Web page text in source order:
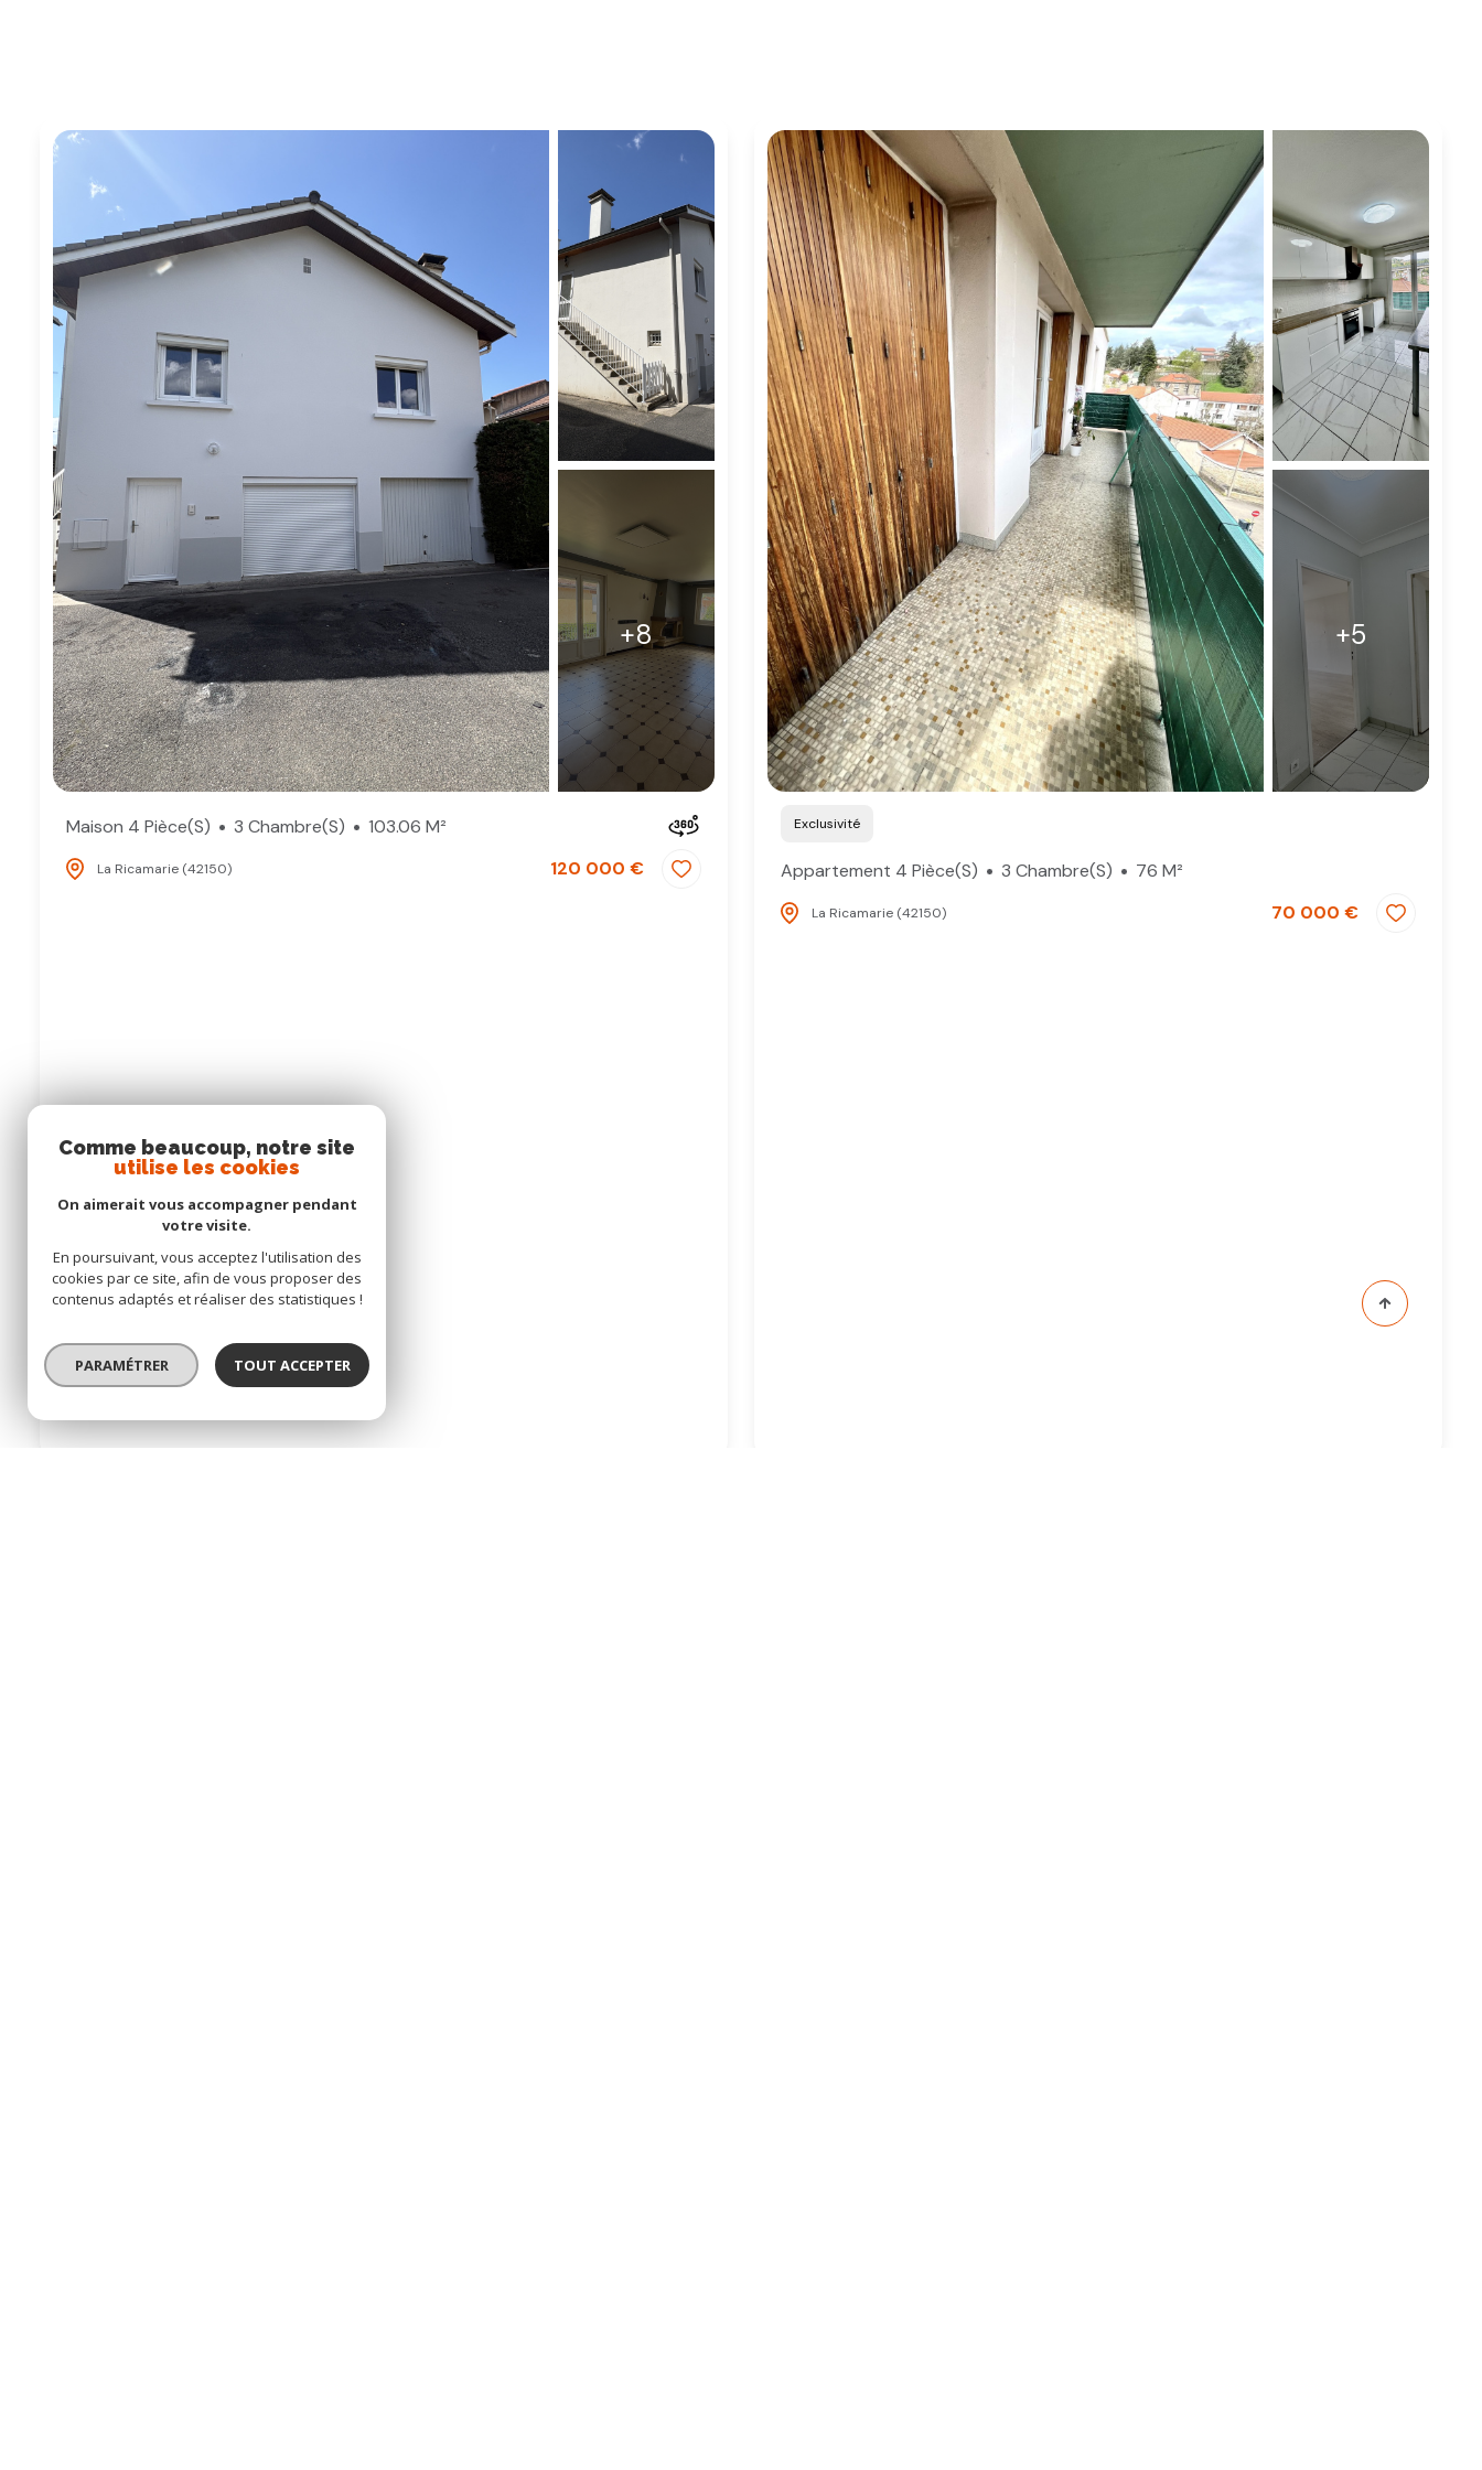
+8
Maison 4 Pièce(s) 3 Chambre(s) 103.06 M²
La Ricamarie (42150) 120 000 €
+5
Exclusivité
Appartement 4 Pièce(s) 3 Chambre(s) 76 M²
La Ricamarie (42150) 70 000 €
Comme beaucoup, notre site
utilise les cookies
On aimerait vous accompagner pendant
votre visite.
En poursuivant, vous acceptez l'utilisation des
cookies par ce site, afin de vous proposer des
contenus adaptés et réaliser des statistiques !
PARAMÉTRER TOUT ACCEPTER